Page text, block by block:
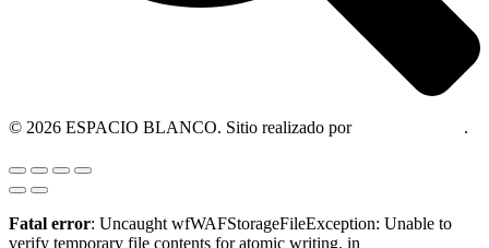
© 2026 ESPACIO BLANCO. Sitio realizado por .
Fatal error: Uncaught wfWAFStorageFileException: Unable to
verify temporary file contents for atomic writing. in